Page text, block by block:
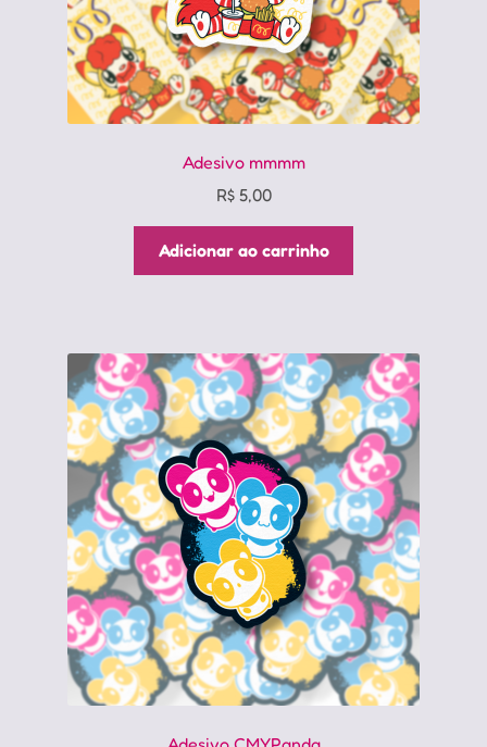
Adesivo mmmm
R$5,00
Adicionar ao carrinho